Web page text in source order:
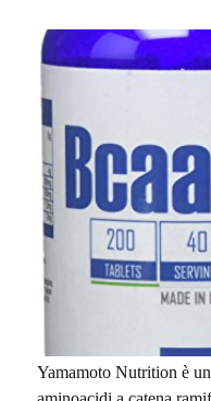
Yamamoto Nutrition è